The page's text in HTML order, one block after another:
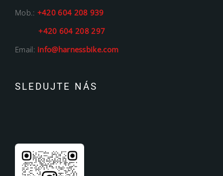
Mob.: +420 604 208 939
+420 604 208 297
Email: info@harnessbike.com
SLEDUJTE NÁS